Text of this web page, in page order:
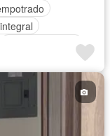
Área para niños
Jardín
Ascensor